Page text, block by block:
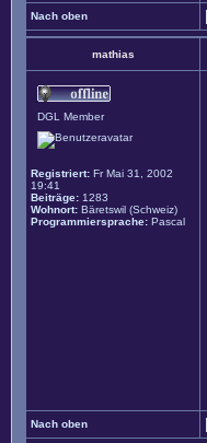
Nach oben
mathias
DGL Member
Registriert: Fr Mai 31, 2002
19:41
Beiträge: 1283
Wohnort: Bäretswil (Schweiz)
Programmiersprache: Pascal
Nach oben